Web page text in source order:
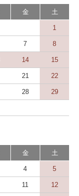
金 土
1
7 8
14 15
21 22
28 29
金 土
4 5
11 12